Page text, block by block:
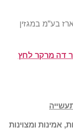
בע"מ במגזין
דה מרקר לחץ
אמינות ומצוינות